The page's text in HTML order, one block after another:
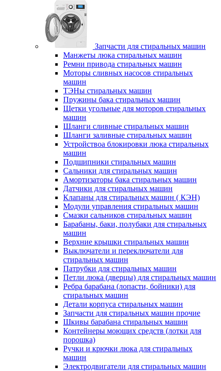
Запчасти для стиральных машин
Манжеты люка стиральных машин
Ремни привода стиральных машин
Моторы сливных насосов стиральных
машин
ТЭНы стиральных машин
Пружины бака стиральных машин
Щетки угольные для моторов стиральных
машин
Шланги сливные стиральных машин
Шланги заливные стиральных машин
Устройствоа блокировки люка стиральных
машин
Подшипники стиральных машин
Сальники для стиральных машин
Амортизаторы бака стиральных машин
Датчики для стиральных машин
Клапаны для стиральных машин ( КЭН)
Модули управления стиральных машин
Смазки сальников стиральных машин
Барабаны, баки, полубаки для стиральных
машин
Верхние крышки стиральных машин
Выключатели и переключатели для
стиральных машин
Патрубки для стиральных машин
Петли люка (дверцы) для стиральных машин
Ребра барабана (лопасти, бойники) для
стиральных машин
Детали корпуса стиральных машин
Запчасти для стиральных машин прочие
Шкивы барабана стиральных машин
Контейнеры моющих средств (лотки для
порошка)
Ручки и крючки люка для стиральных
машин
Электродвигатели для стиральных машин